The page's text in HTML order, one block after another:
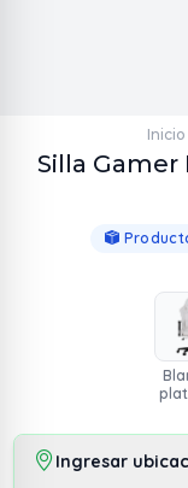
Inicio
Silla Gamer
Ingresar